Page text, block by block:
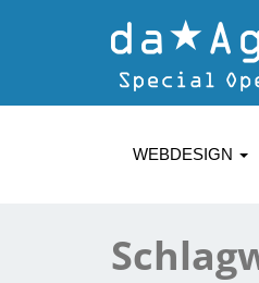
WEBDESIGN